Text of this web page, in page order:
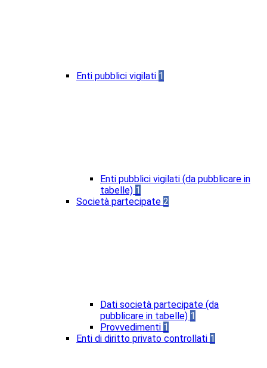
Enti pubblici vigilati 1
Enti pubblici vigilati (da pubblicare in
tabelle) 1
Società partecipate 2
Dati società partecipate (da
pubblicare in tabelle) 1
Provvedimenti 1
Enti di diritto privato controllati 1